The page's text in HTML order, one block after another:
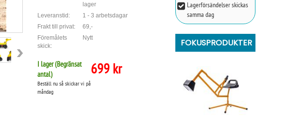
lager
Leveranstid:
1 - 3 arbetsdagar
Frakt till privat:
69,-
Föremålets
skick:
Nytt
I lager (Begränsat
antal)
Beställ nu så skickar vi på
måndag
699 kr
Lagerförsändelser skickas
samma dag
FOKUSPRODUKTER